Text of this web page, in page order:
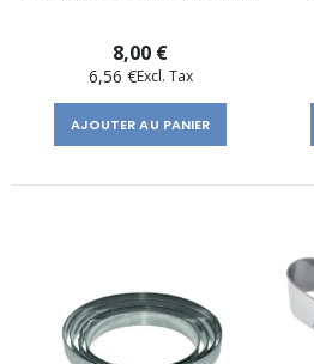
8,00 €
6,56 €
AJOUTER AU PANIER